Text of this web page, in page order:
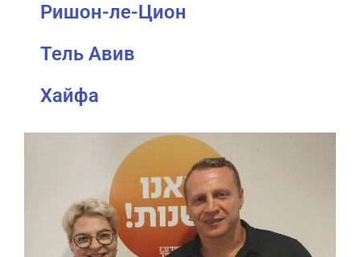
Ришон-ле-Цион
Тель Авив
Хайфа